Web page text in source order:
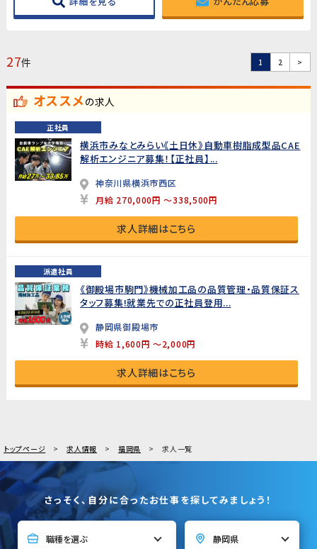
27件 1 2 >
オススメの求人
正社員
横浜市みなとみらい《土日休》自動車樹脂成型品CAE
解析エンジニア募集！【正社員】...
神奈川県横浜市西区
月給 270,000円 ～338,500円
求人詳細はこちら
派遣社員
《御殿場市駒門》機械加工品の品質管理・品質保証ス
タッフ募集!就業先での正社員登用...
静岡県御殿場市
時給 1,600円 ～2,000円
求人詳細はこちら
トップページ 求人情報 福岡県 求人一覧
さっそく、自分に合ったお仕事を探してみましょう！